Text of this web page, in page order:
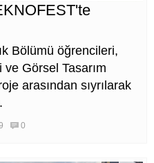
Bölümü öğrencileri,
Görsel Tasarım
arasından sıyrılarak
0